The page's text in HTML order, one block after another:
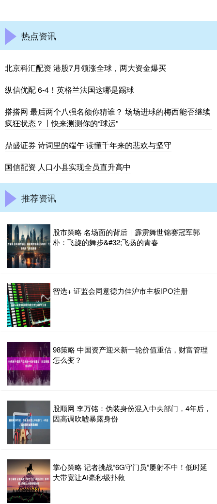
热点资讯
北京科汇配资 港股7月领涨全球，两大资金爆买
纵信优配 6-4！英格兰法国这哪是踢球
搭搭网 最后两个八强名额你猜谁？ 场场进球的梅西能否继续
疯狂状态？丨快来测测你的“球运”
鼎盛证券 诗词里的端午 读懂千年来的悲欢与坚守
国信配资 人口小县实现全员直升高中
推荐资讯
股市策略 名场面的背后｜霹雳舞世锦赛冠军郭
朴：飞旋的舞步&#32;飞扬的青春
智选+ 证监会同意德力佳沪市主板IPO注册
98策略 中国资产迎来新一轮价值重估，财富管理
怎么变？
股顺网 李万铭：伪装身份混入中央部门，4年后，
因高调吹嘘暴露身份
掌心策略 记者挑战“6G守门员”屡射不中！低时延
大带宽让AI毫秒级扑救